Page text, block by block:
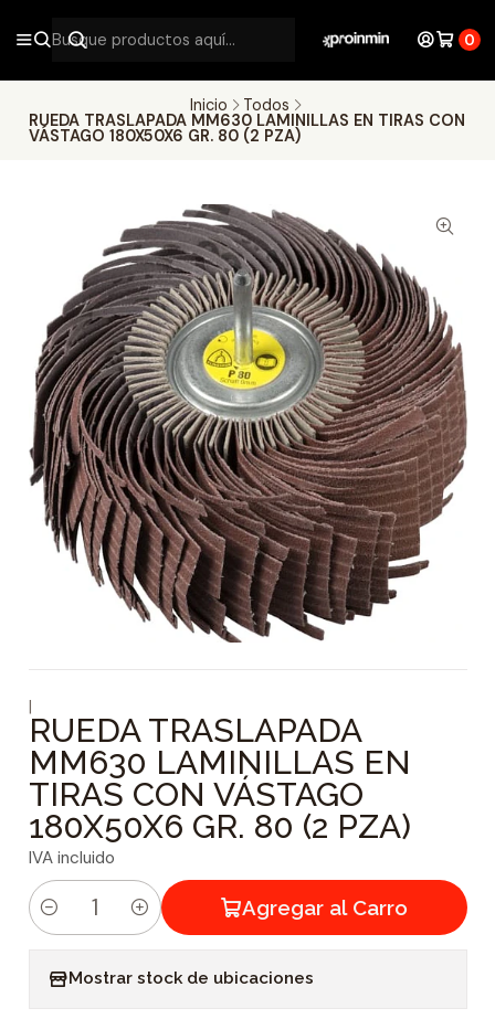
0
Inicio
Todos
RUEDA TRASLAPADA MM630 LAMINILLAS EN TIRAS CON
VÁSTAGO 180X50X6 GR. 80 (2 PZA)
|
RUEDA TRASLAPADA
MM630 LAMINILLAS EN
TIRAS CON VÁSTAGO
180X50X6 GR. 80 (2 PZA)
IVA incluido
C
Agregar al Carro
Mostrar stock de ubicaciones